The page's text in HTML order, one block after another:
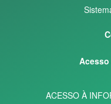
ACESSO À